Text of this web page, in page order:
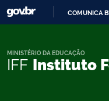
COMUNICA
IFF Instituto
MINISTÉRIO DA EDUCAÇÃO